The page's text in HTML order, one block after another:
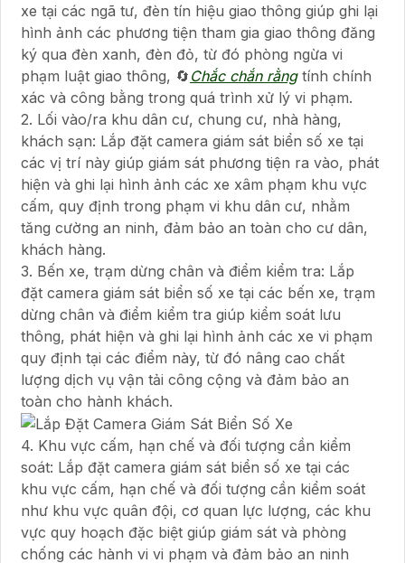
xe tại các ngã tư, đèn tín hiệu giao thông giúp ghi lại
hình ảnh các phương tiện tham gia giao thông đăng
ký qua đèn xanh, đèn đỏ, từ đó phòng ngừa vi
phạm luật giao thông, 🔄 Chắc chắn rằngtính chính
xác và công bằng trong quá trình xử lý vi phạm.
2. Lối vào/ra khu dân cư, chung cư, nhà hàng,
khách sạn: Lắp đặt camera giám sát biển số xe tại
các vị trí này giúp giám sát phương tiện ra vào, phát
hiện và ghi lại hình ảnh các xe xâm phạm khu vực
cấm, quy định trong phạm vi khu dân cư, nhằm
tăng cường an ninh, đảm bảo an toàn cho cư dân,
khách hàng.
3. Bến xe, trạm dừng chân và điểm kiểm tra: Lắp
đặt camera giám sát biển số xe tại các bến xe, trạm
dừng chân và điểm kiểm tra giúp kiểm soát lưu
thông, phát hiện và ghi lại hình ảnh các xe vi phạm
quy định tại các điểm này, từ đó nâng cao chất
lượng dịch vụ vận tải công cộng và đảm bảo an
toàn cho hành khách.
4. Khu vực cấm, hạn chế và đối tượng cần kiểm
soát: Lắp đặt camera giám sát biển số xe tại các
khu vực cấm, hạn chế và đối tượng cần kiểm soát
như khu vực quân đội, cơ quan lực lượng, các khu
vực quy hoạch đặc biệt giúp giám sát và phòng
chống các hành vi vi phạm và đảm bảo an ninh